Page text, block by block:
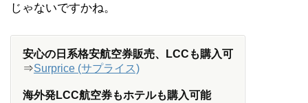
じゃないですかね。
安心の日系格安航空券販売、LCCも購入可
⇒Surprice (サプライス)
海外発LCC航空券もホテルも購入可能